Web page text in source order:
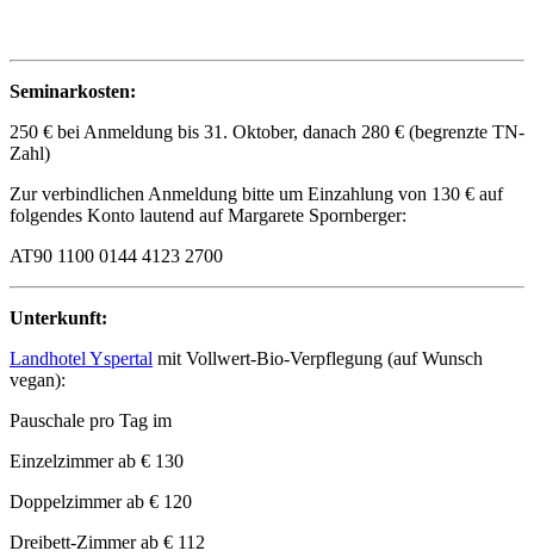
Seminarkosten:
250 € bei Anmeldung bis 31. Oktober, danach 280 € (begrenzte TN-
Zahl)
Zur verbindlichen Anmeldung bitte um Einzahlung von 130 € auf
folgendes Konto lautend auf Margarete Spornberger:
AT90 1100 0144 4123 2700
Unterkunft:
Landhotel Yspertal mit Vollwert-Bio-Verpflegung (auf Wunsch
vegan):
Pauschale pro Tag im
Einzelzimmer ab € 130
Doppelzimmer ab € 120
Dreibett-Zimmer ab € 112